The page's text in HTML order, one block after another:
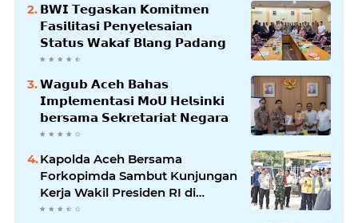
𝗕𝗪𝗜 𝗧𝗲𝗴𝗮𝘀𝗸𝗮𝗻 𝗞𝗼𝗺𝗶𝘁𝗺𝗲𝗻
𝗙𝗮𝘀𝗶𝗹𝗶𝘁𝗮𝘀𝗶 𝗣𝗲𝗻𝘆𝗲𝗹𝗲𝘀𝗮𝗶𝗮𝗻
𝗦𝘁𝗮𝘁𝘂𝘀 𝗪𝗮𝗸𝗮𝗳 𝗕𝗹𝗮𝗻𝗴 𝗣𝗮𝗱𝗮𝗻𝗴
𝗪𝗮𝗴𝘂𝗯 𝗔𝗰𝗲𝗵 𝗕𝗮𝗵𝗮𝘀
𝗜𝗺𝗽𝗹𝗲𝗺𝗲𝗻𝘁𝗮𝘀𝗶 𝗠𝗼𝗨 𝗛𝗲𝗹𝘀𝗶𝗻𝗸𝗶
𝗯𝗲𝗿𝘀𝗮𝗺𝗮 𝗦𝗲𝗸𝗿𝗲𝘁𝗮𝗿𝗶𝗮𝘁 𝗡𝗲𝗴𝗮𝗿𝗮
Kapolda Aceh Bersama
Forkopimda Sambut Kunjungan
Kerja Wakil Presiden RI di
Kabupaten Bireuen